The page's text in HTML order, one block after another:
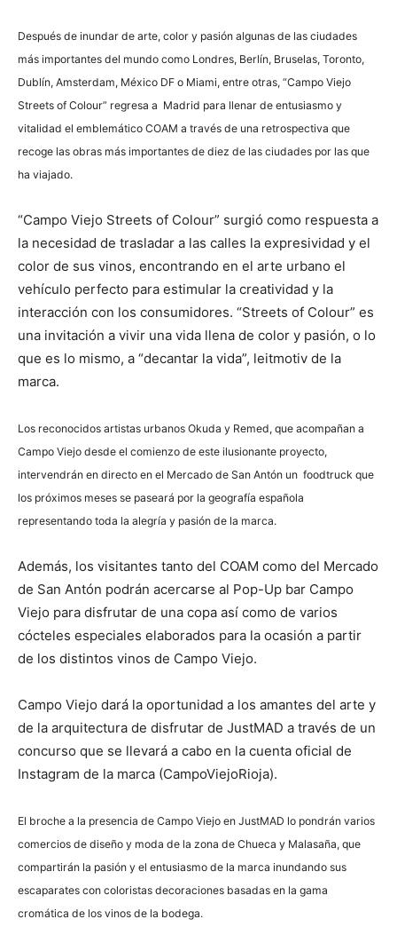
Después de inundar de arte, color y pasión algunas de las ciudades
más importantes del mundo como Londres, Berlín, Bruselas, Toronto,
Dublín, Amsterdam, México DF o Miami, entre otras, “Campo Viejo
Streets of Colour” regresa a Madrid para llenar de entusiasmo y
vitalidad el emblemático COAM a través de una retrospectiva que
recoge las obras más importantes de diez de las ciudades por las que
ha viajado.
“Campo Viejo Streets of Colour” surgió como respuesta a
la necesidad de trasladar a las calles la expresividad y el
color de sus vinos, encontrando en el arte urbano el
vehículo perfecto para estimular la creatividad y la
interacción con los consumidores. “Streets of Colour” es
una invitación a vivir una vida llena de color y pasión, o lo
que es lo mismo, a “decantar la vida”, leitmotiv de la
marca.
Los reconocidos artistas urbanos Okuda y Remed, que acompañan a
Campo Viejo desde el comienzo de este ilusionante proyecto,
intervendrán en directo en el Mercado de San Antón un foodtruck que
los próximos meses se paseará por la geografía española
representando toda la alegría y pasión de la marca.
Además, los visitantes tanto del COAM como del Mercado
de San Antón podrán acercarse al Pop-Up bar Campo
Viejo para disfrutar de una copa así como de varios
cócteles especiales elaborados para la ocasión a partir
de los distintos vinos de Campo Viejo.
Campo Viejo dará la oportunidad a los amantes del arte y
de la arquitectura de disfrutar de JustMAD a través de un
concurso que se llevará a cabo en la cuenta oficial de
Instagram de la marca (CampoViejoRioja).
El broche a la presencia de Campo Viejo en JustMAD lo pondrán varios
comercios de diseño y moda de la zona de Chueca y Malasaña, que
compartirán la pasión y el entusiasmo de la marca inundando sus
escaparates con coloristas decoraciones basadas en la gama
cromática de los vinos de la bodega.